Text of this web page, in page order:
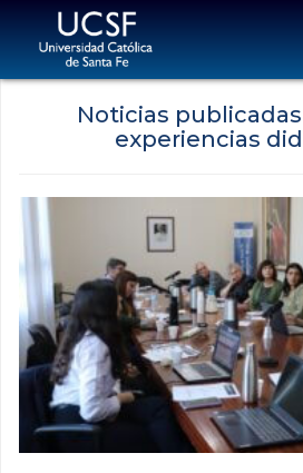
Noticias
experiencias